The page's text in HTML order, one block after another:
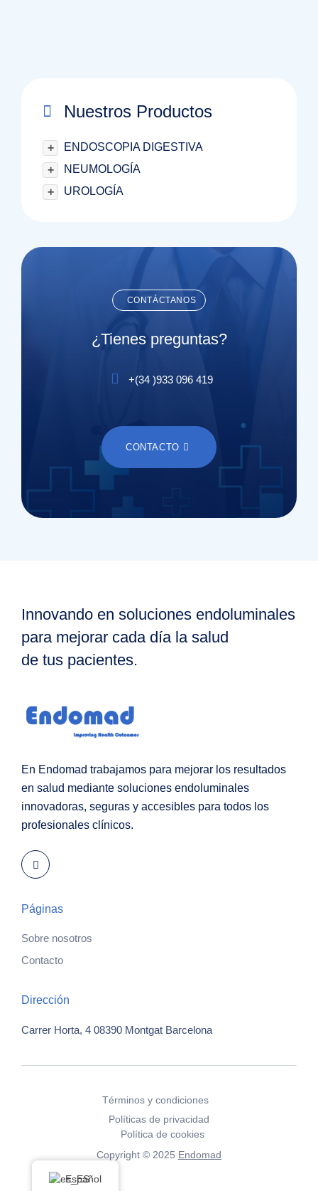
Nuestros Productos
+
ENDOSCOPIA DIGESTIVA
+
NEUMOLOGÍA
+
UROLOGÍA
CONTÁCTANOS
¿Tienes preguntas?
+(34 )933 096 419
CONTACTO
Innovando en soluciones endoluminales
para mejorar cada día la salud
de tus pacientes.
En Endomad trabajamos para mejorar los resultados
en salud mediante soluciones endoluminales
innovadoras, seguras y accesibles para todos los
profesionales clínicos.
Páginas
Sobre nosotros
Contacto
Dirección
Carrer Horta, 4 08390 Montgat Barcelona
Copyright © 2025 Endomad
Términos y condiciones
Políticas de privacidad
Política de cookies
Español